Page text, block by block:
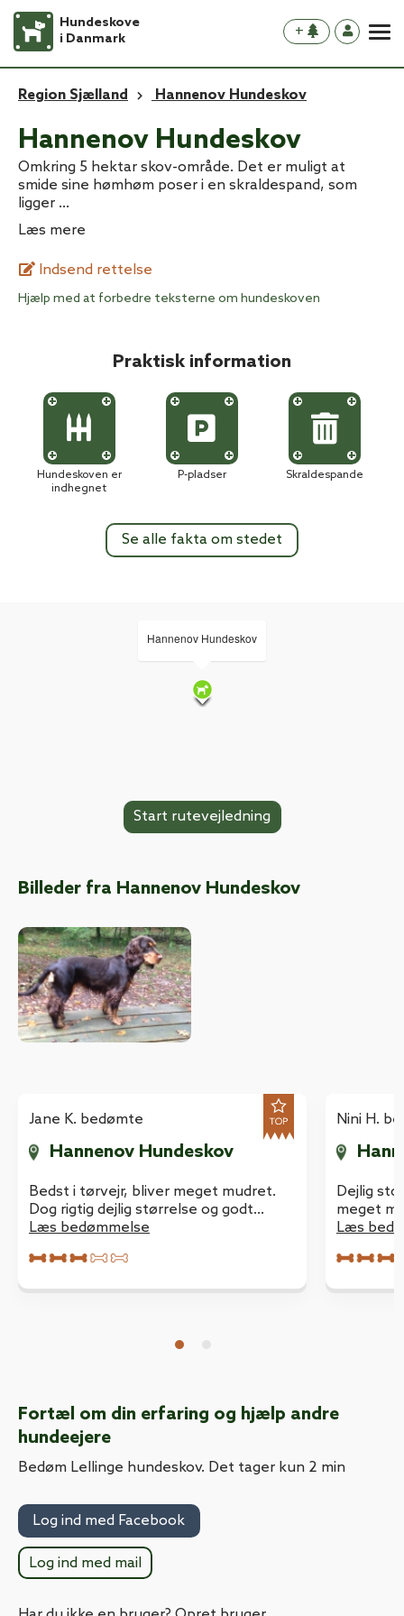
Hundeskove
i Danmark
+
Region Sjælland Hannenov Hundeskov
Hannenov Hundeskov
Omkring 5 hektar skov-område. Det er muligt at
smide sine hømhøm poser i en skraldespand, som
ligger ...
Læs mere
Indsend rettelse
Hjælp med at forbedre teksterne om hundeskoven
Praktisk information
Hundeskoven er
indhegnet
P-pladser Skraldespande
Se alle fakta om stedet
Hannenov Hundeskov
Billeder fra Hannenov Hundeskov
Jane K. bedømte
Hannenov Hundeskov
Bedst i tørvejr, bliver meget mudret.
Dog rigtig dejlig størrelse og godt
beplantet
Læs bedømmelse
Nini H.
Dejlig
meget
med en
Læs
Fortæl om din erfaring og hjælp andre
hundeejere
Bedøm Lellinge hundeskov. Det tager kun 2 min
Log ind med Facebook
Log ind med mail